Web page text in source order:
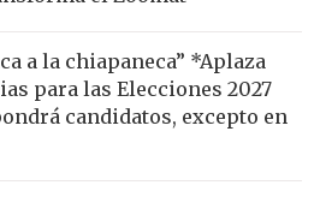
a la chiapaneca” *Aplaza
para las Elecciones 2027
candidatos, excepto en